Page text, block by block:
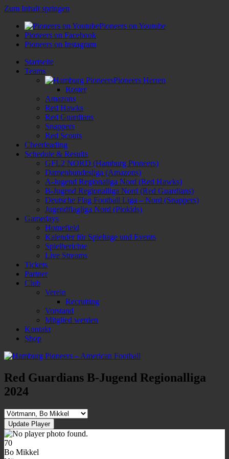
Zum Inhalt springen
Pioneers on Youtube
Pioneers on Facebook
Pioneers on Instagram
Startseite
Teams
Pioneers Herren
Roster
Amazons
Red Hawks
Red Guardians
Snappers
Red Scouts
Cheerleading
Schedule & Results
GFL2 NORD (Hamburg Pioneers)
Damenbundesliga (Amazons)
A-Jugend Regionaliga Nord (Red Hawks)
B-Jugend Regionalliga Nord (Red Guardians)
Deutsche Flag Football Liga – Nord (Snappers)
Jugendflagliga Nord (Piokids)
Gamedays
Homefield
Kalender für Spieltage und Events
Spielberichte
Live Streams
Tickets
Partner
Club
Verein
Recruiting
Vorstand
Mitglied werden
Kontakt
Shop
Red Guardians B-Jugend Regionalliga
2024
70
Bo Mikkel